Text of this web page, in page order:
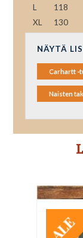
L
118
XL
130
NÄYTÄ
Carhartt -
Naisten